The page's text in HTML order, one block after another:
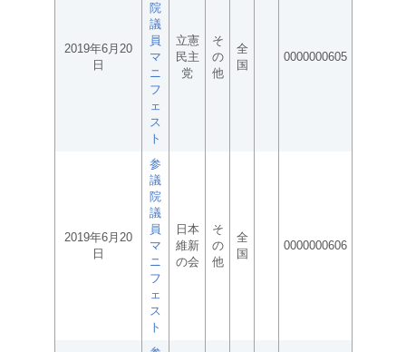
2019年6月20
日
院
議
員
マ
ニ
フ
ェ
ス
ト
立憲
民主
党
そ
の
他
全
国
0000000605
2019年6月20
日
参
議
院
議
員
マ
ニ
フ
ェ
ス
ト
日本
維新
の会
そ
の
他
全
国
0000000606